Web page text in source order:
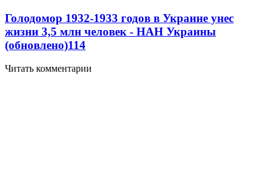
Голодомор 1932-1933 годов в Украине унес
жизни 3,5 млн человек - НАН Украины
(обновлено)114
Читать комментарии